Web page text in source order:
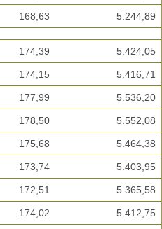
168,63 5.244,89
174,39 5.424,05
174,15 5.416,71
177,99 5.536,20
178,50 5.552,08
175,68 5.464,38
173,74 5.403,95
172,51 5.365,58
174,02 5.412,75